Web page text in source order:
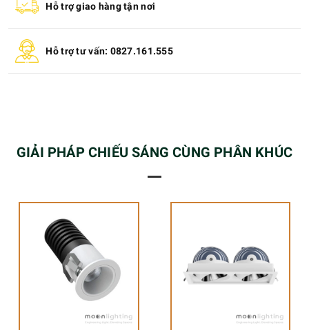
Hỗ trợ giao hàng tận nơi
Hỗ trợ tư vấn: 0827.161.555
GIẢI PHÁP CHIẾU SÁNG CÙNG PHÂN KHÚC